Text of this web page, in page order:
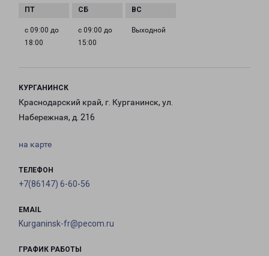
с 09:00 до
18:00
с 09:00 до
15:00
Выходной
КУРГАНИНСК
Краснодарский край, г. Курганинск, ул.
Набережная, д. 216
на карте
ТЕЛЕФОН
+7(86147) 6-60-56
EMAIL
Kurganinsk-fr@pecom.ru
ГРАФИК РАБОТЫ